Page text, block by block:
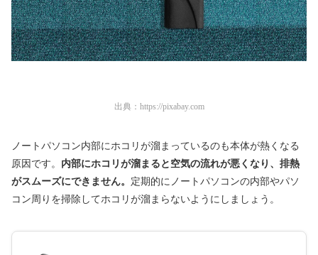
出典： https://pixabay.com
ノートパソコン内部にホコリが溜まっているのも本体が熱くなる
原因です。 内部にホコリが溜まると空気の流れが悪くなり、排熱
がスムーズにできません。 定期的にノートパソコンの内部やパソ
コン周りを掃除してホコリが溜まらないようにしましょう。